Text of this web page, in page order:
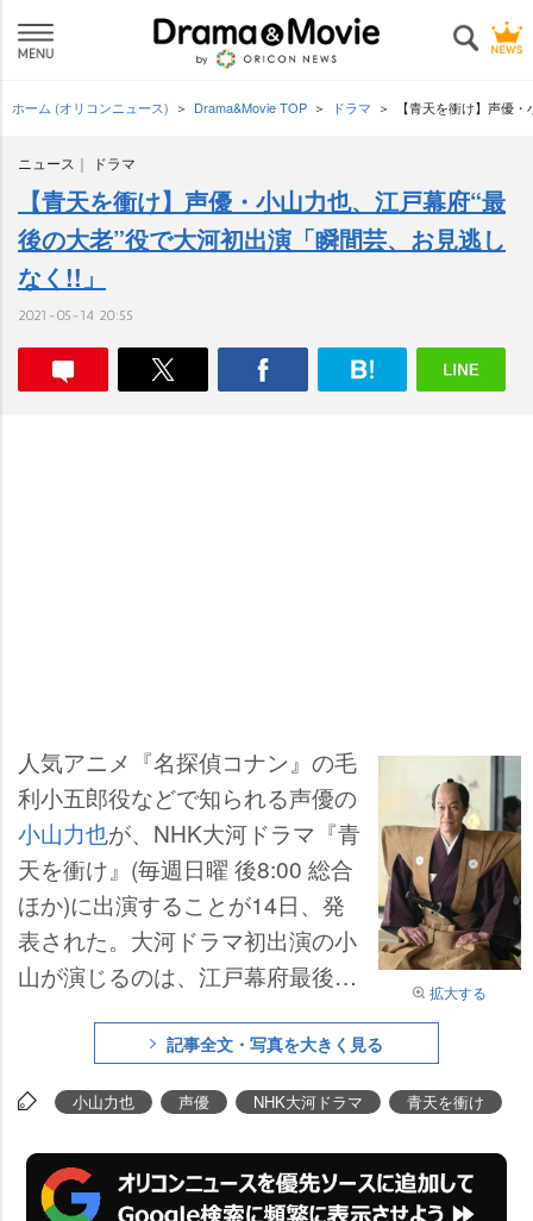
ホーム (オリコンニュース) Drama&Movie TOP ドラマ 【青天を衝け】声優
ニュース ドラマ
【青天を衝け】声優・小山力也、江戸幕府“最
後の大老”役で大河初出演「瞬間芸、お見逃し
なく!!」
2021-05-14 20:55
拡大する
人気アニメ『名探偵コナン』の毛
利小五郎役などで知られる声優の
小山力也が、NHK大河ドラマ『青
天を衝け』(毎週日曜 後8:00 総合
ほか)に出演することが14日、発
表された。大河ドラマ初出演の小
山が演じるのは、江戸幕府最後の
だしげ)。小山は「瞬間芸、何卒お
見逃しなく!!」とアピールした。
記事全文・写真を大きく見る
小山力也 声優 NHK大河ドラマ 青天を衝け